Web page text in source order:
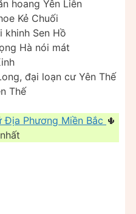
hoang Yên Liễn
Kẻ Chuối
khinh Sen Hồ
Hà nói mát
đại loạn cư Yên Thế
Thế
Địa Phương Miền Bắc 🌵